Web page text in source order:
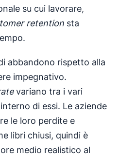
su cui lavorare,
retention sta
abbandono rispetto alla
impegnativo.
variano tra i vari
di essi. Le aziende
le loro perdite e
libri chiusi, quindi è
medio realistico al